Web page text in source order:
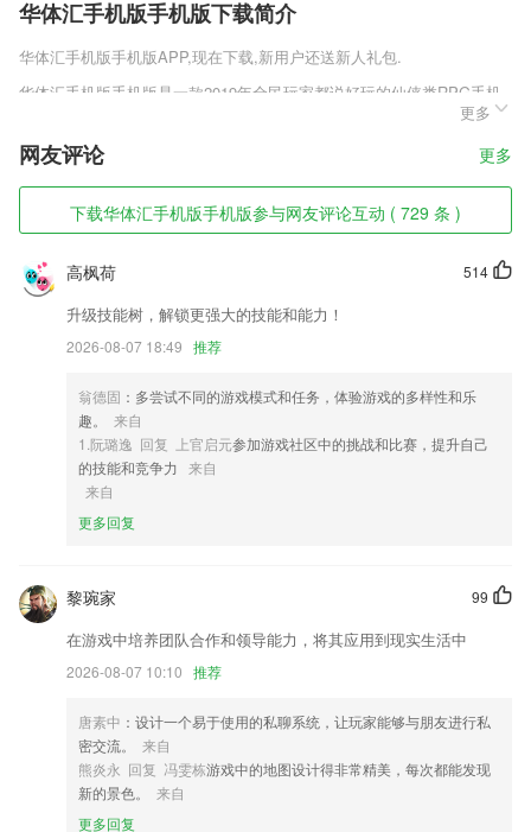
华体汇手机版手机版下载简介
华体汇手机版手机版APP,现在下载,新用户还送新人礼包.
华体汇手机版手机版是一款2019年全民玩家都说好玩的仙侠类RPG手机
游戏，游戏拥有高清精致的游戏画面，饱满的剧情故事，纯正的国风元素
加入其中，带领玩家感受原汁原味的仙侠体验，妖狐缘起首发版v1.0.1丰
富的副本BOSS，玩家可自由前往挑战，通过不断的冒险探索，寻找修仙
的奥妙。
华体汇手机版手机版软件特色
1,质量、安全管理:安全隐患早发现,质量进度好跟踪,检查情况一手掌握;
2,功能多多且值得信赖，更好去管理各位的手机电池。
3,想要预约的专家，在这里患者只需要动动手指即可预约到，预约快捷；
5,“视界”多深，世界就多广。手机版，带给你专业的推广视界，世界即在
你眼前。
6,一件加速让你手机飞来，简单操作，便捷高效，为可信，才安全,我信
华体汇手机版手机版软件优势
拟考试;历年考题尽在其中，随时更新!
2.精选试题，结合章节练习、真题模考、考前押题，系统化备考，帮助考
生掌握难点要点，提高命中率
3.深度挖掘匹配2265各年龄阶段的认知特征，进行不同程度的思维训练；
4.：全新历史呈现方式。
5.老友记，几乎成为英语学习的必须推荐，也被奉为无法复制的美剧经
6.这里有很多的教学材料可以免费为你分享，只要你有时间就可以线上学
更多
网友评论 更多
下载华体汇手机版手机版参与网友评论互动 ( 729 条 )
514
高枫荷
升级技能树，解锁更强大的技能和能力！
2026-08-07 18:49 推荐
翁德固 ：多尝试不同的游戏模式和任务，体验游戏的多样性和乐
趣。
来自
1.阮璐逸 回复 上官启元参加游戏社区中的挑战和比赛，提升自己
的技能和竞争力 来自
来自
更多回复
99
黎琬家
在游戏中培养团队合作和领导能力，将其应用到现实生活中
2026-08-07 10:10 推荐
唐素中 ：设计一个易于使用的私聊系统，让玩家能够与朋友进行私
密交流。
来自
熊炎永 回复 冯雯栋游戏中的地图设计得非常精美，每次都能发现
新的景色。
来自
更多回复